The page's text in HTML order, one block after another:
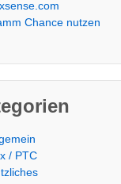
Chance nutzen
/ PTC